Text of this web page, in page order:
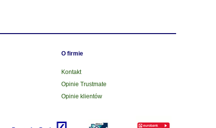
O firmie
Kontakt
Opinie Trustmate
Opinie klientów